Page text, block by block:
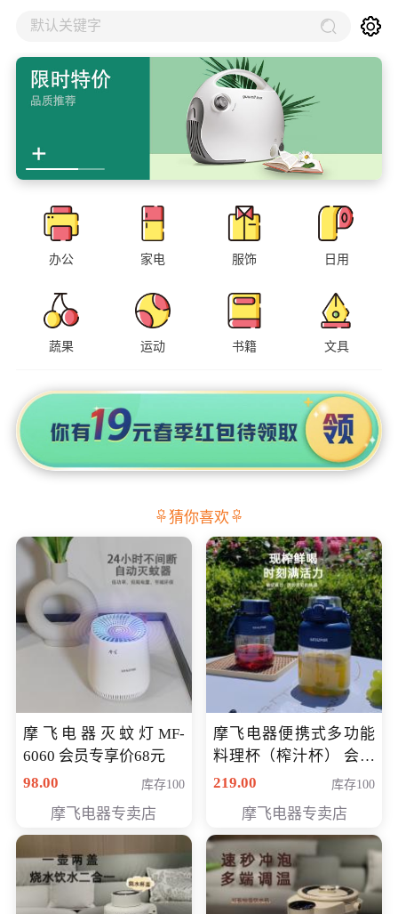
默认关键字
办公 家电 服饰 日用
蔬果 运动 书籍 文具
猜你喜欢
摩飞电器灭蚊灯MF-
6060 会员专享价68元
98.00
库存100
摩飞电器专卖店
摩飞电器便携式多功能
料理杯（榨汁杯） 会员
专享价118元
219.00 库存100
摩飞电器专卖店